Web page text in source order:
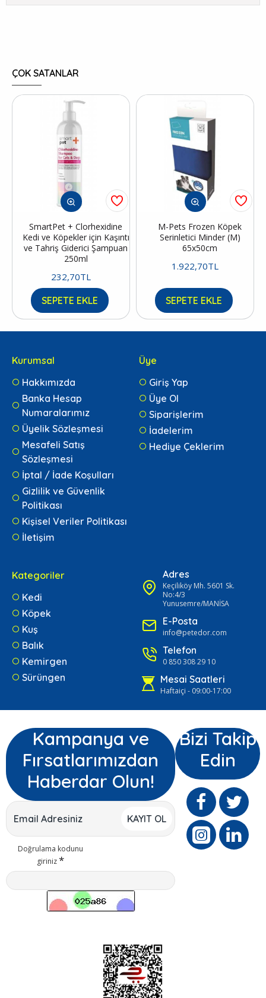
ÇOK SATANLAR
SmartPet + Clorhexidine
Kedi ve Köpekler için Kaşıntı
ve Tahriş Giderici Şampuan
250ml
232,70TL
SEPETE EKLE
M-Pets Frozen Köpek
Serinletici Minder (M)
65x50cm
1.922,70TL
SEPETE EKLE
Kurumsal
Hakkımızda
Banka Hesap
Numaralarımız
Üyelik Sözleşmesi
Mesafeli Satış
Sözleşmesi
İptal / İade Koşulları
Gizlilik ve Güvenlik
Politikası
Kişisel Veriler Politikası
İletişim
Üye
Giriş Yap
Üye Ol
Siparişlerim
İadelerim
Hediye Çeklerim
Kategoriler
Kedi
Köpek
Kuş
Balık
Kemirgen
Sürüngen
Adres
Keçiliköy Mh. 5601 Sk.
No:4/3
Yunusemre/MANİSA
E-Posta
info@petedor.com
Telefon
0 850 308 29 10
Mesai Saatleri
Haftaiçi - 09:00-17:00
Kampanya ve
Fırsatlarımızdan
Haberdar Olun!
KAYIT OL
Doğrulama kodunu
giriniz
Bizi Takip
Edin